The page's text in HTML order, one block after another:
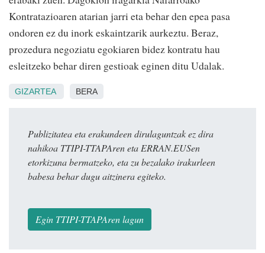
Kontratazioaren atarian jarri eta behar den epea pasa
ondoren ez du inork eskaintzarik aurkeztu. Beraz,
prozedura negoziatu egokiaren bidez kontratu hau
esleitzeko behar diren gestioak eginen ditu Udalak.
GIZARTEA BERA
Publizitatea eta erakundeen dirulaguntzak ez dira
nahikoa TTIPI-TTAPAren eta ERRAN.EUSen
etorkizuna bermatzeko, eta zu bezalako irakurleen
babesa behar dugu aitzinera egiteko.
Egin TTIPI-TTAPAren lagun